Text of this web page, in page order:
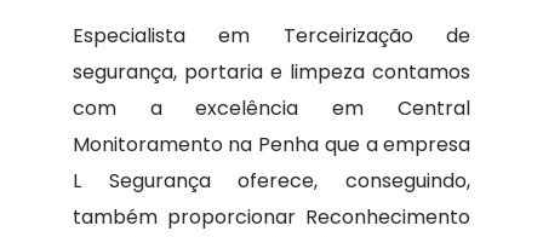
Especialista em Terceirização de
segurança, portaria e limpeza contamos
com a excelência em Central
Monitoramento na Penha que a empresa
L Segurança oferece, conseguindo,
também proporcionar Reconhecimento